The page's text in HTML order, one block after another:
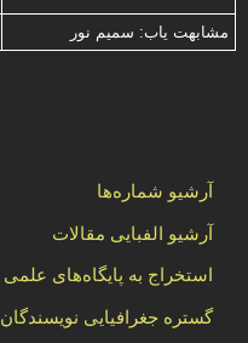
مشابهت ياب: سميم نور
آرشیو شماره‌ها
آرشیو الفبایی مقالات
استخراج به پایگاه‌های علمی
گستره جغرافیایی نویسندگان